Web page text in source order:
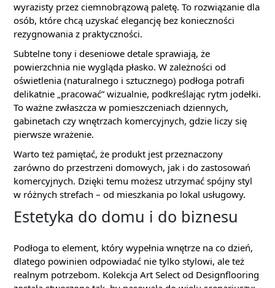
wyrazisty przez ciemnobrązową paletę. To rozwiązanie dla
osób, które chcą uzyskać elegancję bez konieczności
rezygnowania z praktyczności.
Subtelne tony i deseniowe detale sprawiają, że
powierzchnia nie wygląda płasko. W zależności od
oświetlenia (naturalnego i sztucznego) podłoga potrafi
delikatnie „pracować” wizualnie, podkreślając rytm jodełki.
To ważne zwłaszcza w pomieszczeniach dziennych,
gabinetach czy wnętrzach komercyjnych, gdzie liczy się
pierwsze wrażenie.
Warto też pamiętać, że produkt jest przeznaczony
zarówno do przestrzeni domowych, jak i do zastosowań
komercyjnych. Dzięki temu możesz utrzymać spójny styl
w różnych strefach – od mieszkania po lokal usługowy.
Estetyka do domu i do biznesu
Podłoga to element, który wypełnia wnętrze na co dzień,
dlatego powinien odpowiadać nie tylko stylowi, ale też
realnym potrzebom. Kolekcja Art Select od Designflooring